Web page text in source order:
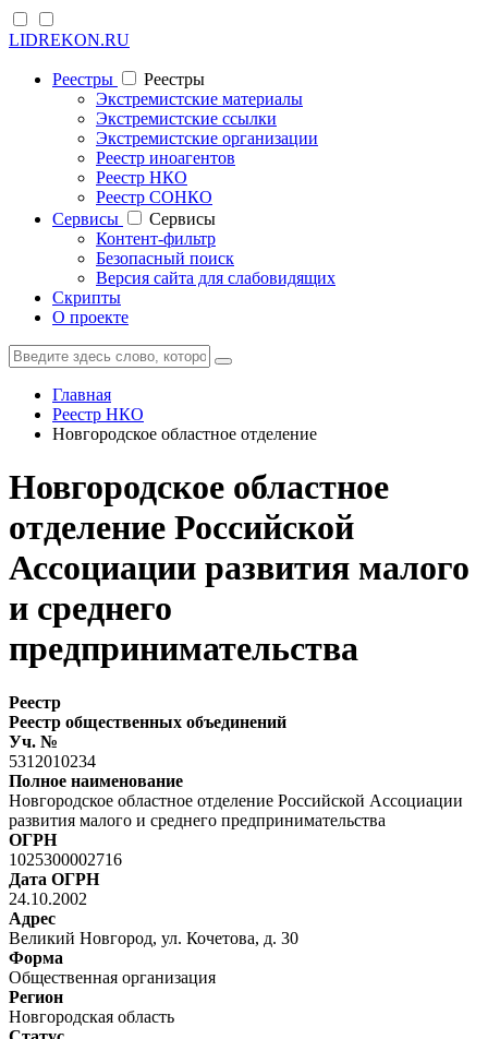
LIDREKON.RU
Реестры
Реестры
Экстремистские материалы
Экстремистские ссылки
Экстремистские организации
Реестр иноагентов
Реестр НКО
Реестр СОНКО
Cервисы
Cервисы
Контент-фильтр
Безопасный поиск
Версия сайта для слабовидящих
Скрипты
О проекте
Главная
Реестр НКО
Новгородское областное отделение
Новгородское областное
отделение Российской
Ассоциации развития малого
и среднего
предпринимательства
Реестр
Реестр общественных объединений
Уч. №
5312010234
Полное наименование
Новгородское областное отделение Российской Ассоциации
развития малого и среднего предпринимательства
ОГРН
1025300002716
Дата ОГРН
24.10.2002
Адрес
Великий Новгород, ул. Кочетова, д. 30
Форма
Общественная организация
Регион
Новгородская область